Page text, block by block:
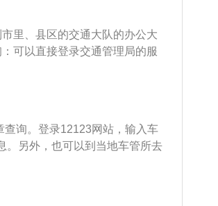
很多地区交警网站会列出一个
还可以拨打114进行交通违章查
：拿着行驶证、驾驶证直接到
，可以在检车前选择任意时打
本省的车辆牌号就可以查询违
等信息。
里、县区的交通大队的办公大
可以直接登录交通管理局的服
次违章的记录，可以直接绑定
查询；4、短信查询：发送短信
询。登录12123网站，输入车
。另外，也可以到当地车管所去
然气等燃料为能源的机动车辆
违反交通管理的行为。汽车违